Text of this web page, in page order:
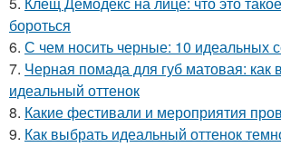
бороться
6. С чем носить черные: 10 идеальных
7. Черная помада для губ матовая: как
идеальный оттенок
8. Какие фестивали и мероприятия
9. Как выбрать идеальный оттенок